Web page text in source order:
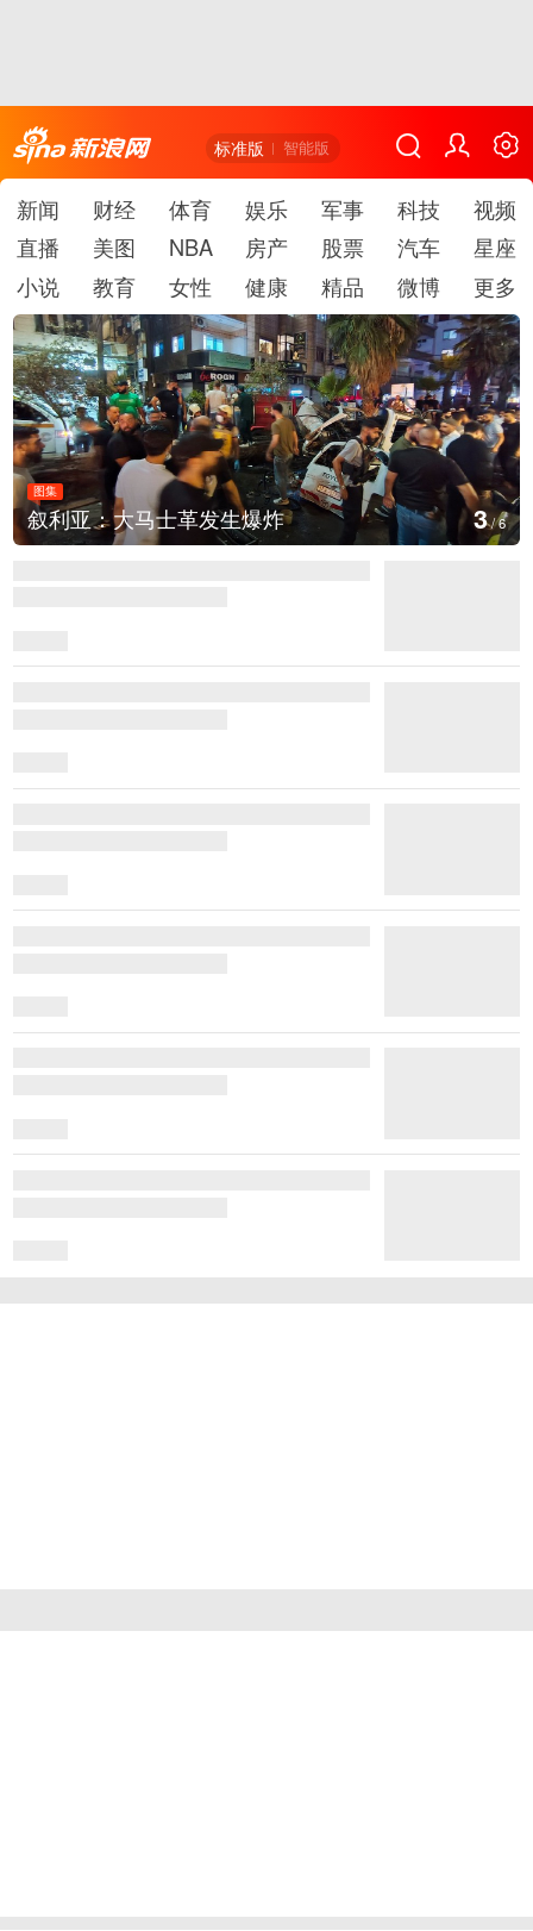
标准版 智能版
新闻 财经 体育 娱乐 军事 科技
视频
直播
美图 NBA 房产 股票 汽车
星座
小说
教育 女性 健康 精品 微博 更多
图集
叙利亚：大马士革发生爆炸 4/6